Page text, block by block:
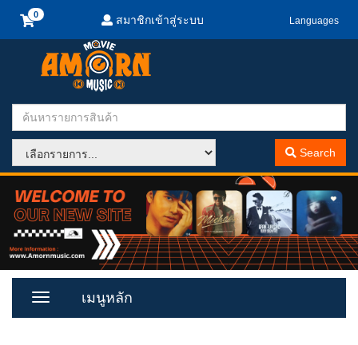
สมาชิกเข้าสู่ระบบ Languages
Search
Toggle
เมนูหลัก